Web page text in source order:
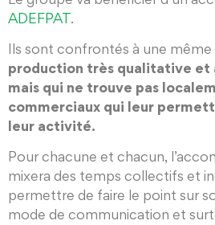
ADEFPAT .
Ils sont confrontés à une
production très qualitative
mais qui ne trouve pas
commerciaux qui leur
leur activité.
Pour chacune et chacun,
mixera des temps collectifs et
permettre de faire le point sur
mode de communication et